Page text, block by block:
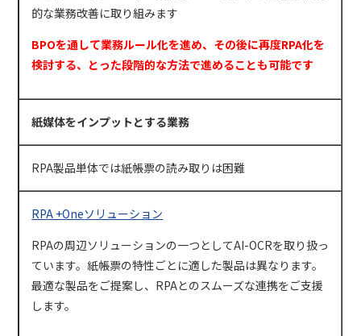
的な業務改善に取り組みます
BPOを通して業務ルール化を進め、その後に再度RPA化を
検討する、とった段階的な方法で進めることも可能です
紙媒体をインプットとする業務
RPA製品単体では紙帳票の読み取りは困難
RPA +Oneソリューション
RPAの周辺ソリューションの一つとしてAI-OCRを取り扱っ
ています。紙帳票の特性ごとに適した製品は異なります。
最適な製品をご提案し、 RPAとのスムーズな連携をご支援
します。